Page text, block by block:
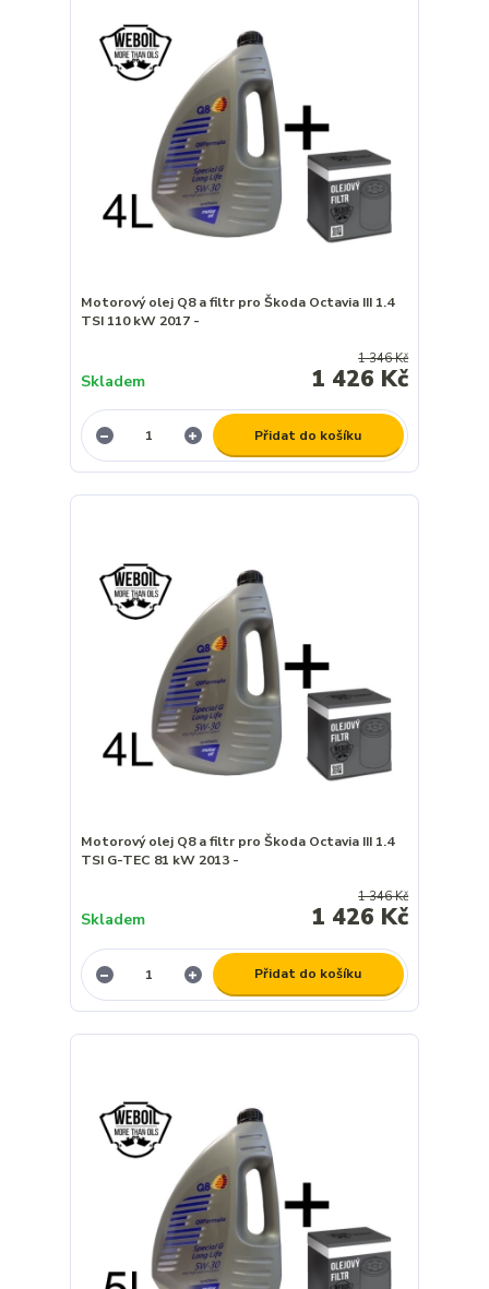
Motorový olej Q8 a filtr pro Škoda Octavia III 1.4
TSI 110 kW 2017 -
1 346 Kč
1 426 Kč
Skladem
Přidat do košíku
Motorový olej Q8 a filtr pro Škoda Octavia III 1.4
TSI G-TEC 81 kW 2013 -
1 346 Kč
1 426 Kč
Skladem
Přidat do košíku